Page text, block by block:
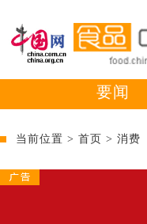
要闻
当前位置 > 首页 > 消费